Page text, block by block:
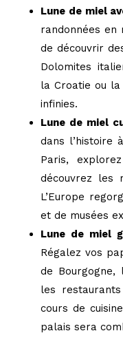
Lune de miel
randonnées en
de découvrir
Dolomites
la Croatie ou
infinies.
Lune de miel
dans l’histoire
Paris,
découvrez les
L’Europe
et de musées
Lune de miel
Régalez vos
de
les
cours de
palais sera